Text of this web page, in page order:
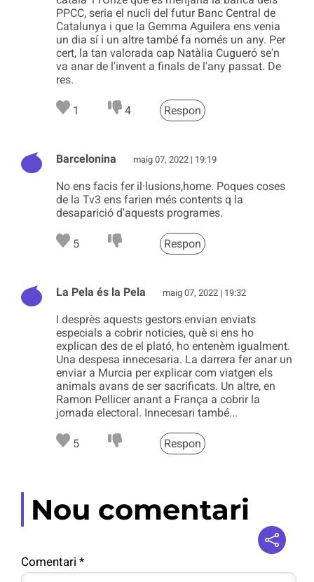
PPCC, seria el nucli del futur Banc Central de
Catalunya i que la Gemma Aguilera ens venia
un dia sí i un altre també fa només un any. Per
cert, la tan valorada cap Natàlia Cugueró se'n
va anar de l'invent a finals de l'any passat. De
res.
1 4 Respon
Barcelonina maig 07, 2022 | 19:19
No ens facis fer il·lusions,home. Poques coses
de la Tv3 ens farien més contents q la
desaparició d'aquests programes.
5 Respon
La Pela és la Pela maig 07, 2022 | 19:32
I desprès aquests gestors envian enviats
especials a cobrir noticies, què si ens ho
explican des de el plató, ho entenèm igualment.
Una despesa innecesaria. La darrera fer anar un
enviar a Murcia per explicar com viatgen els
animals avans de ser sacrificats. Un altre, en
Ramon Pellicer anant a França a cobrir la
jornada electoral. Innecesari també...
5 Respon
Nou comentari
Comentari *